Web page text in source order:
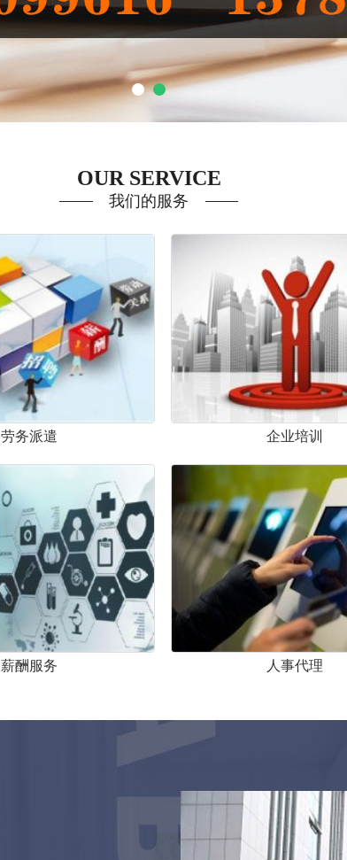
OUR SERVICE
我们的服务
劳务派遣 企业培训
薪酬服务 人事代理